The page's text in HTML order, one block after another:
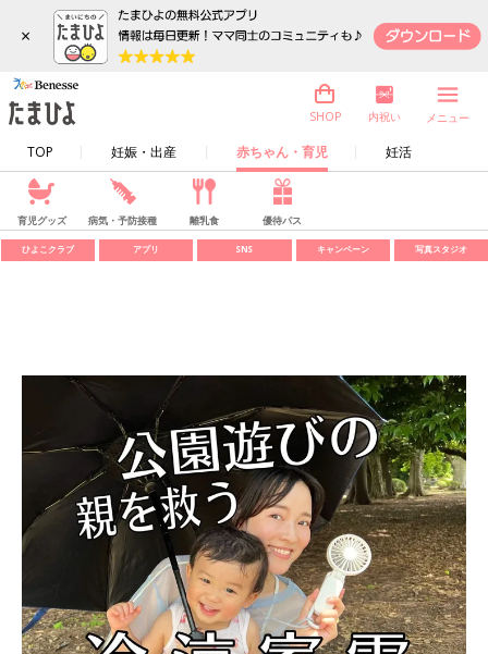
×
TOP 妊娠・出産 赤ちゃん・育児 妊活
SHOP 内祝い メニュー
育児グッズ 病気・予防接種 離乳食 優待パス
ひよこクラブ アプリ SNS キャンペーン 写真スタジオ